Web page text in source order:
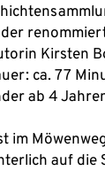
Kirsten
ca. 77
ab 4
im
auf die